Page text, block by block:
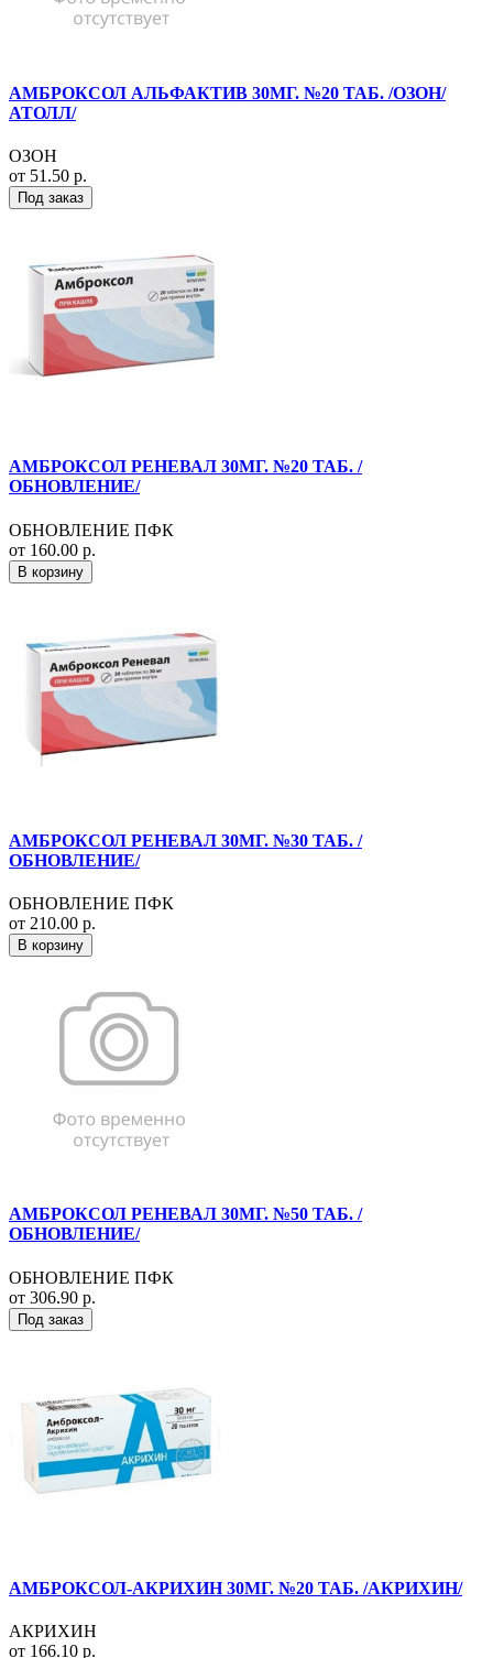
АМБРОКСОЛ АЛЬФАКТИВ 30МГ. №20 ТАБ. /ОЗОН/
АТОЛЛ/
ОЗОН
от 51.50 р.
Под заказ
АМБРОКСОЛ РЕНЕВАЛ 30МГ. №20 ТАБ. /
ОБНОВЛЕНИЕ/
ОБНОВЛЕНИЕ ПФК
от 160.00 р.
В корзину
АМБРОКСОЛ РЕНЕВАЛ 30МГ. №30 ТАБ. /
ОБНОВЛЕНИЕ/
ОБНОВЛЕНИЕ ПФК
от 210.00 р.
В корзину
АМБРОКСОЛ РЕНЕВАЛ 30МГ. №50 ТАБ. /
ОБНОВЛЕНИЕ/
ОБНОВЛЕНИЕ ПФК
от 306.90 р.
Под заказ
АМБРОКСОЛ-АКРИХИН 30МГ. №20 ТАБ. /АКРИХИН/
АКРИХИН
от 166.10 р.